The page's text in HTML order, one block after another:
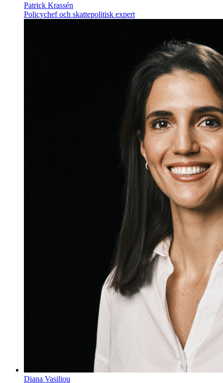
Patrick Krassén
Policychef och skattepolitisk expert
Diana Vasiliou